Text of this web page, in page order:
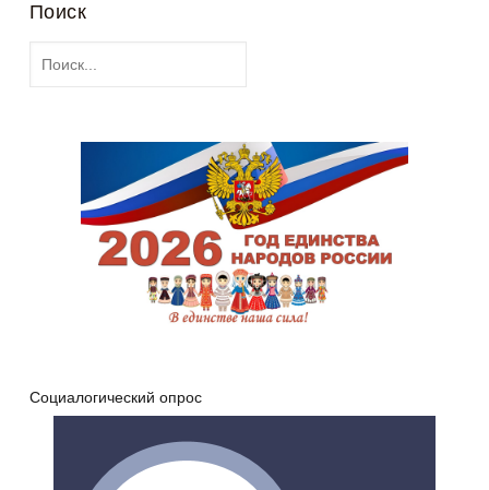
Поиск
Социалогический опрос